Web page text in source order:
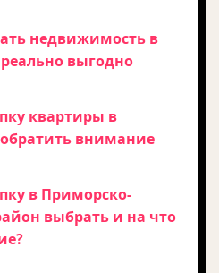
недвижимость в
выгодно
квартиры в
внимание
в Приморско-
выбрать и на что